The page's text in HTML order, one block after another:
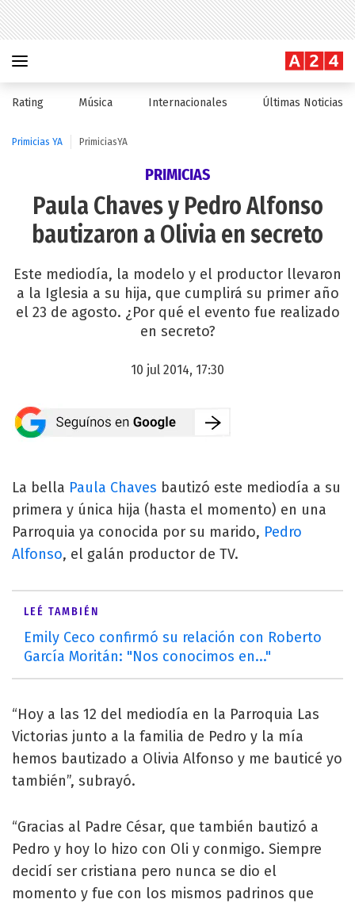
Rating Música Internacionales Últimas Noticias
Primicias YA PrimiciasYA
PRIMICIAS
Paula Chaves y Pedro Alfonso
bautizaron a Olivia en secreto
Este mediodía, la modelo y el productor llevaron
a la Iglesia a su hija, que cumplirá su primer año
el 23 de agosto. ¿Por qué el evento fue realizado
en secreto?
10 jul 2014, 17:30
La bella Paula Chaves bautizó este mediodía a su
primera y única hija (hasta el momento) en una
Parroquia ya conocida por su marido, Pedro
Alfonso, el galán productor de TV.
LEÉ TAMBIÉN
Emily Ceco confirmó su relación con Roberto
García Moritán: "Nos conocimos en..."
“Hoy a las 12 del mediodía en la Parroquia Las
Victorias junto a la familia de Pedro y la mía
hemos bautizado a Olivia Alfonso y me bauticé yo
también”, subrayó.
“Gracias al Padre César, que también bautizó a
Pedro y hoy lo hizo con Oli y conmigo. Siempre
decidí ser cristiana pero nunca se dio el
momento y fue con los mismos padrinos que